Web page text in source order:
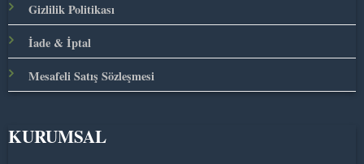
Gizlilik Politikası
İade & İptal
Mesafeli Satış Sözleşmesi
KURUMSAL